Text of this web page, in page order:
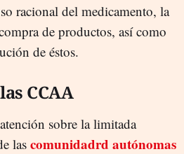
racional del medicamento, la
de productos, así como
de éstos.
CCAA
sobre la limitada
las comunidadrd autónomas